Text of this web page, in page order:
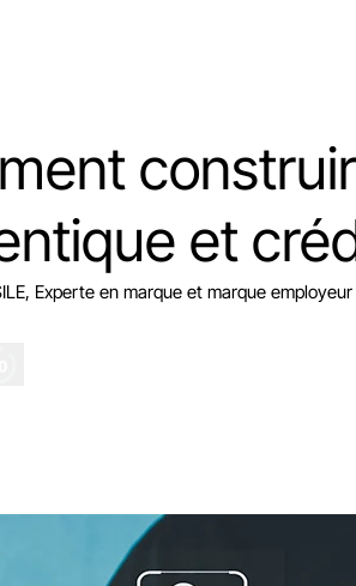
et
Experte en marque et marque employeur